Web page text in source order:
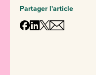
Partager l'article